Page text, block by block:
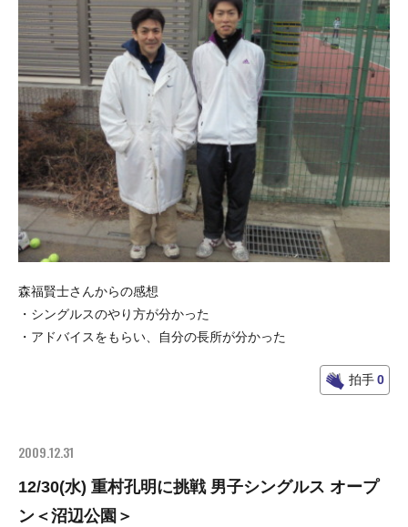
森福賢士さんからの感想
・シングルスのやり方が分かった
・アドバイスをもらい、自分の長所が分かった
拍手0
2009.12.31
12/30(水) 重村孔明に挑戦 男子シングルス オープ
ン＜沼辺公園＞